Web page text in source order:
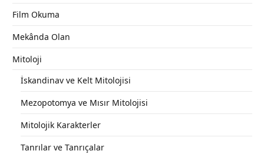
Film Okuma
Mekânda Olan
Mitoloji
İskandinav ve Kelt Mitolojisi
Mezopotomya ve Mısır Mitolojisi
Mitolojik Karakterler
Tanrılar ve Tanrıçalar